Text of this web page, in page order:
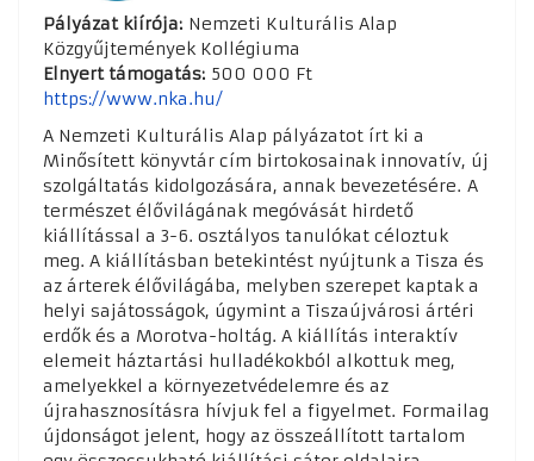
Pályázat kiírója: Nemzeti Kulturális Alap
Közgyűjtemények Kollégiuma
Elnyert támogatás: 500 000 Ft
https://www.nka.hu/
A Nemzeti Kulturális Alap pályázatot írt ki a
Minősített könyvtár cím birtokosainak innovatív, új
szolgáltatás kidolgozására, annak bevezetésére. A
természet élővilágának megóvását hirdető
kiállítással a 3-6. osztályos tanulókat céloztuk
meg. A kiállításban betekintést nyújtunk a Tisza és
az árterek élővilágába, melyben szerepet kaptak a
helyi sajátosságok, úgymint a Tiszaújvárosi ártéri
erdők és a Morotva-holtág. A kiállítás interaktív
elemeit háztartási hulladékokból alkottuk meg,
amelyekkel a környezetvédelemre és az
újrahasznosításra hívjuk fel a figyelmet. Formailag
újdonságot jelent, hogy az összeállított tartalom